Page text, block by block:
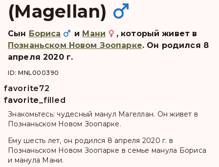
(Magellan)
Сын Бориса и Мани
, который живет в
Познаньском Новом Зоопарке. Он pодился 8
апреля 2020 г.
ID: MNL000390
favorite
favorite
favorite_filled
72
Знакомьтесь: чудесный манул Магеллан. Он живет в
Познаньском Новом Зоопарке.
Ему шесть лет, он родился 8 апреля 2020 г. в
Познаньском Новом Зоопарке в семье манула Бориса
и манула Мани.